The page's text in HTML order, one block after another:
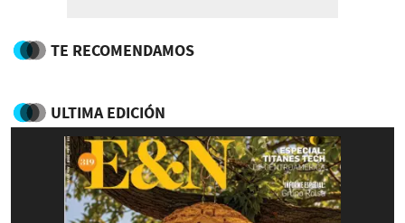
TE RECOMENDAMOS
ULTIMA EDICIÓN